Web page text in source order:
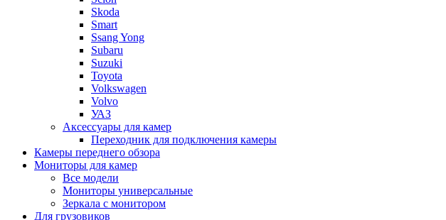
Skoda
Smart
Ssang Yong
Subaru
Suzuki
Toyota
Volkswagen
Volvo
УАЗ
Аксессуары для камер
Переходник для подключения камеры
Камеры переднего обзора
Мониторы для камер
Все модели
Мониторы универсальные
Зеркала с монитором
Для грузовиков